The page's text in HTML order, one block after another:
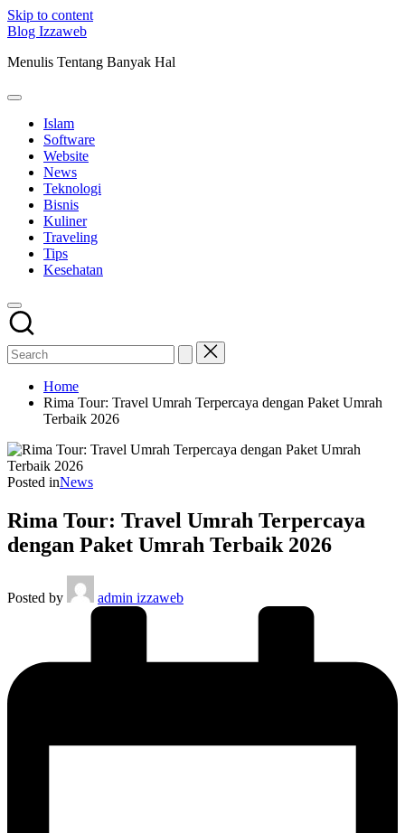
Skip to content
Blog Izzaweb
Menulis Tentang Banyak Hal
Islam
Software
Website
News
Teknologi
Bisnis
Kuliner
Traveling
Tips
Kesehatan
Home
Rima Tour: Travel Umrah Terpercaya dengan Paket Umrah
Terbaik 2026
Posted inNews
Rima Tour: Travel Umrah Terpercaya
dengan Paket Umrah Terbaik 2026
Posted by admin izzaweb